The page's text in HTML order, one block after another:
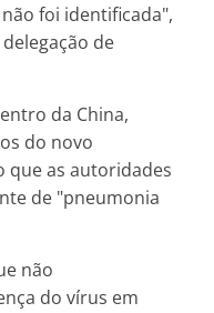
foi identificada",
de
da China,
do novo
que as autoridades
de "pneumonia
não
do vírus em